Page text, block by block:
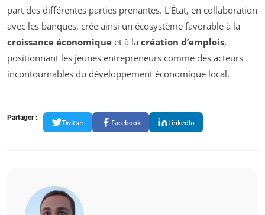
part des différentes parties prenantes. L’État, en collaboration
avec les banques, crée ainsi un écosystème favorable à la
croissance économique et à la création d’emplois,
positionnant les jeunes entrepreneurs comme des acteurs
incontournables du développement économique local.
Partager :
Twitter Facebook LinkedIn